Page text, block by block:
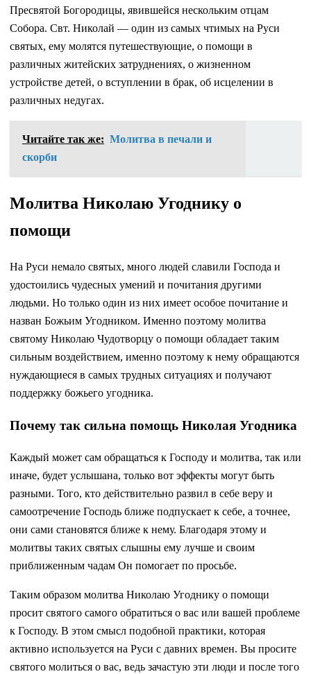
Пресвятой Богородицы, явившейся нескольким отцам
Собора. Свт. Николай — один из самых чтимых на Руси
святых, ему молятся путешествующие, о помощи в
различных житейских затруднениях, о жизненном
устройстве детей, о вступлении в брак, об исцелении в
различных недугах.
Читайте так же: Молитва в печали и
скорби
Молитва Николаю Угоднику о
помощи
На Руси немало святых, много людей славили Господа и
удостоились чудесных умений и почитания другими
людьми. Но только один из них имеет особое почитание и
назван Божьим Угодником. Именно поэтому молитва
святому Николаю Чудотворцу о помощи обладает таким
сильным воздействием, именно поэтому к нему обращаются
нуждающиеся в самых трудных ситуациях и получают
поддержку божьего угодника.
Почему так сильна помощь Николая Угодника
Каждый может сам обращаться к Господу и молитва, так или
иначе, будет услышана, только вот эффекты могут быть
разными. Того, кто действительно развил в себе веру и
самоотречение Господь ближе подпускает к себе, а точнее,
они сами становятся ближе к нему. Благодаря этому и
молитвы таких святых слышны ему лучше и своим
приближенным чадам Он помогает по просьбе.
Таким образом молитва Николаю Угоднику о помощи
просит святого самого обратиться о вас или вашей проблеме
к Господу. В этом смысл подобной практики, которая
активно используется на Руси с давних времен. Вы просите
святого молиться о вас, ведь зачастую эти люди и после того